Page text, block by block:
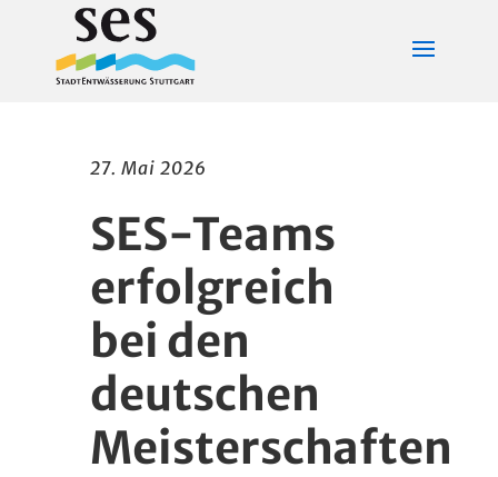
27. Mai 2026
SES-Teams
erfolgreich
bei den
deutschen
Meisterschaften